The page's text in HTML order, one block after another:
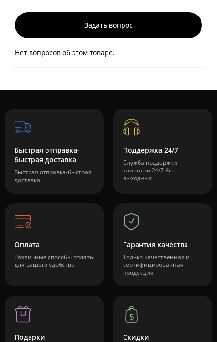
Задать вопрос
Нет вопросов об этом товаре.
Быстрая отправка-
быстрая доставка
Быстрая отправка-быстрая
доставка
Поддержка 24/7
Служба поддержки
клиентов 24/7 без
выходных
Оплата
Различные способы оплаты
для вашего удобства
Гарантия качества
Только качественная и
сертифицированная
продукция
Подарки Скидки